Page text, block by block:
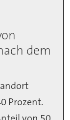
dem
Prozent.